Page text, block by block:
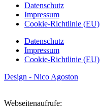
Datenschutz
Impressum
Cookie-Richtlinie (EU)
Datenschutz
Impressum
Cookie-Richtlinie (EU)
Design - Nico Agoston
Webseitenaufrufe: